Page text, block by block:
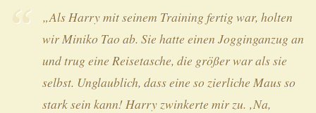
„Als Harry mit seinem Training fertig war, holten
wir Miniko Tao ab. Sie hatte einen Jogginganzug an
und trug eine Reisetasche, die größer war als sie
selbst. Unglaublich, dass eine so zierliche Maus so
stark sein kann! Harry zwinkerte mir zu. ‚Na,